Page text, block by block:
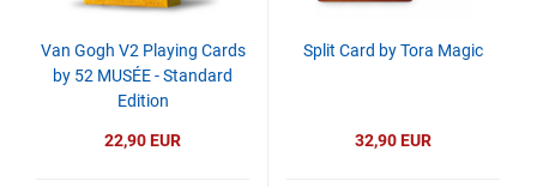
Van Gogh V2 Playing Cards
by 52 MUSÉE - Standard
Edition
22,90 EUR
Split Card by Tora Magic
32,90 EUR